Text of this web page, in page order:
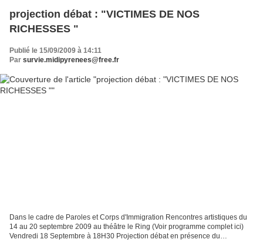
projection débat : "VICTIMES DE NOS
RICHESSES "
Publié le 15/09/2009 à 14:11
Par survie.midipyrenees@free.fr
Dans le cadre de Paroles et Corps d'Immigration Rencontres artistiques du
14 au 20 septembre 2009 au théâtre le Ring (Voir programme complet ici)
Vendredi 18 Septembre à 18H30 Projection débat en présence du